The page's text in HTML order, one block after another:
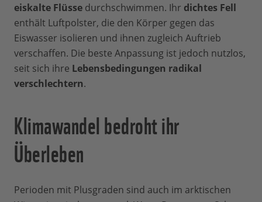
eiskalte Flüsse durchschwimmen. Ihr dichtes Fell
enthält Luftpolster, die den Körper gegen das
Eiswasser isolieren und ihnen zugleich Auftrieb
verschaffen. Die beste Anpassung ist jedoch nutzlos,
seit sich ihre Lebensbedingungen radikal
verschlechtern.
Klimawandel bedroht ihr
Überleben
Perioden mit Plusgraden sind auch im arktischen